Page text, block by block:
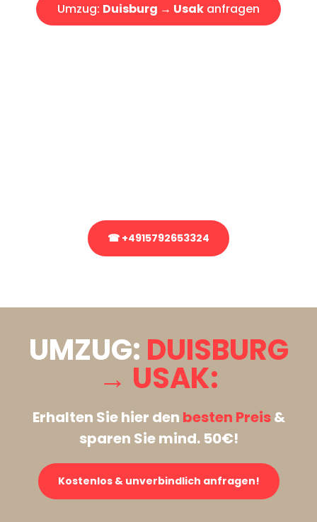
Umzug: Duisburg → Usak anfragen
☎ +4915792653324
UMZUG: DUISBURG
→ USAK:
Erhalten Sie hier den besten Preis&
sparen Sie mind. 50€!
Kostenlos & unverbindlich anfragen!